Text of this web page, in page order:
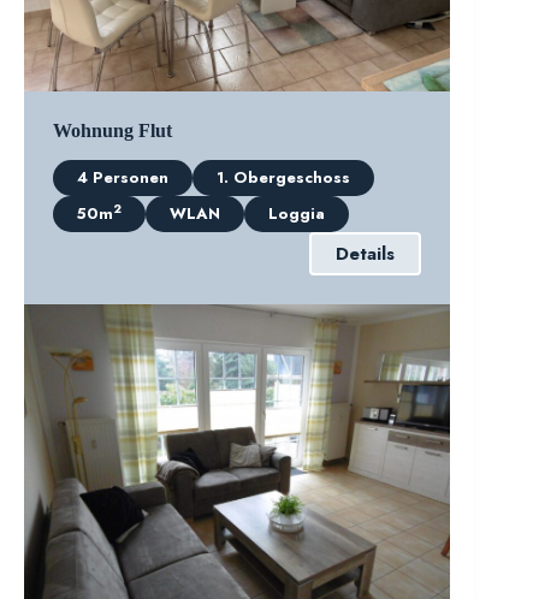
Wohnung Flut
4 Personen
1. Obergeschoss
50m2 WLAN Loggia
Details